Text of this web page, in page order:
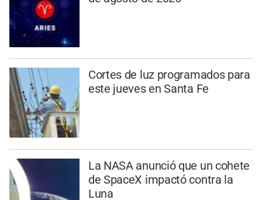
Cortes de luz programados para
este jueves en Santa Fe
La NASA anunció que un cohete
de SpaceX impactó contra la
Luna